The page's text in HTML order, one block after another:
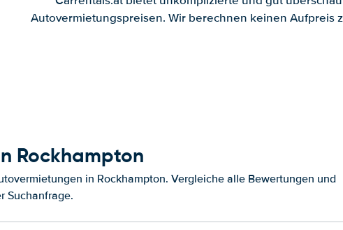
Autovermietungspreisen. Wir berechnen keinen Aufpreis
Rockhampton
in Rockhampton. Vergleiche alle Bewertungen und
Suchanfrage.